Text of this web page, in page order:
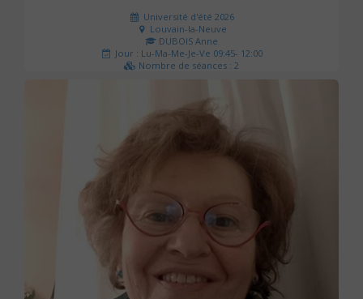
Université d'été 2026
Louvain-la-Neuve
DUBOIS Anne
Jour : Lu-Ma-Me-Je-Ve 09:45- 12:00
Nombre de séances : 2